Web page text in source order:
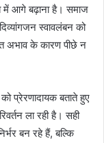
में आगे बढ़ाना है। समाज
स्वावलंबन को
अभाव के कारण पीछे न
प्रेरणादायक बताते हुए
ला रही है। सही
बन रहे हैं, बल्कि